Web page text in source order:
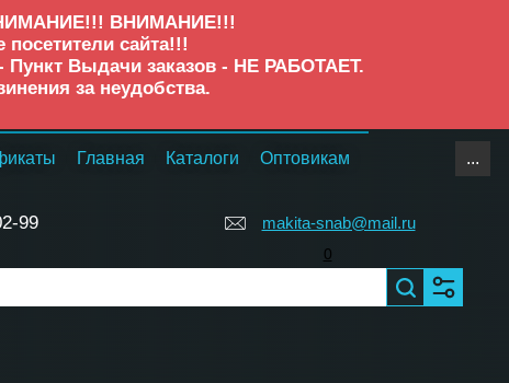
ВНИМАНИЕ!!!
сайта!!!
Пункт Выдачи заказов - НЕ РАБОТАЕТ.
за неудобства.
Главная Каталоги Оптовикам ...
99 makita-snab@mail.ru
0